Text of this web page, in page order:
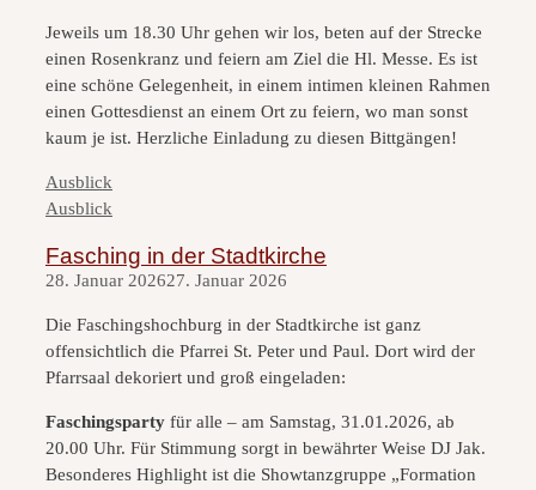
Jeweils um 18.30 Uhr gehen wir los, beten auf der Strecke
einen Rosenkranz und feiern am Ziel die Hl. Messe. Es ist
eine schöne Gelegenheit, in einem intimen kleinen Rahmen
einen Gottesdienst an einem Ort zu feiern, wo man sonst
kaum je ist. Herzliche Einladung zu diesen Bittgängen!
Kategorien
Ausblick
Kategorien
Ausblick
Fasching in der Stadtkirche
28. Januar 202627. Januar 2026
Die Faschingshochburg in der Stadtkirche ist ganz
offensichtlich die Pfarrei St. Peter und Paul. Dort wird der
Pfarrsaal dekoriert und groß eingeladen:
Faschingsparty für alle – am Samstag, 31.01.2026, ab
20.00 Uhr. Für Stimmung sorgt in bewährter Weise DJ Jak.
Besonderes Highlight ist die Showtanzgruppe „Formation